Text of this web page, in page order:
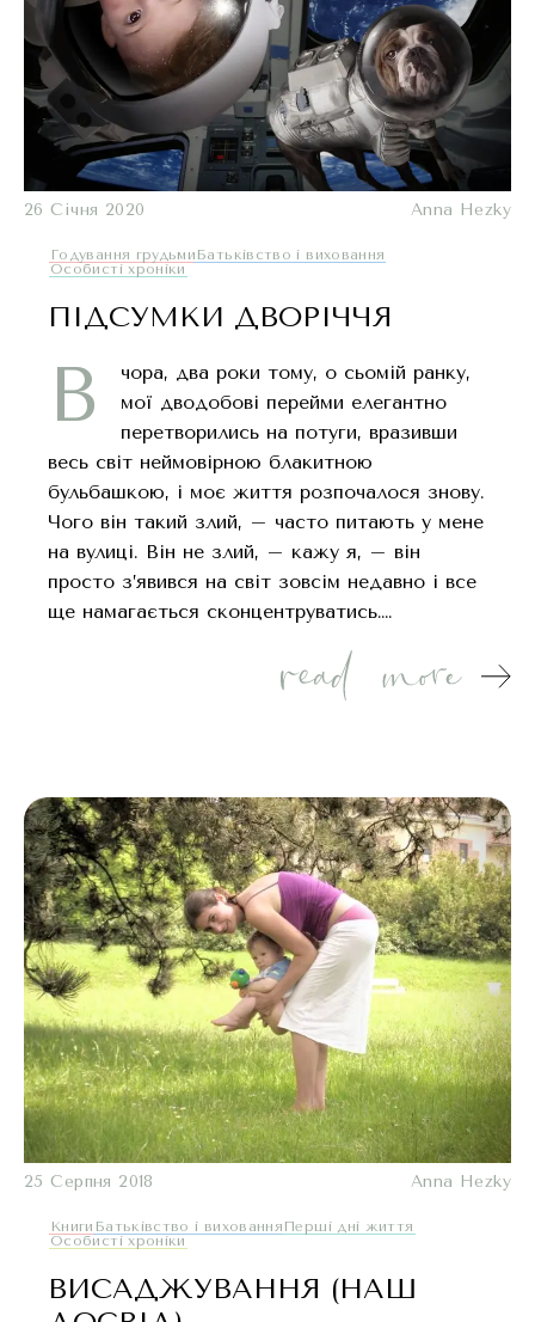
26 Січня 2020 Anna Hezky
Годування грудьми Батьківство і виховання
Oсобисті хроніки
ПІДСУМКИ ДВОРІЧЧЯ
В
чора, два роки тому, о сьомій ранку,
мої дводобові перейми елегантно
перетворились на потуги, вразивши
весь світ неймовірною блакитною
бульбашкою, і моє життя розпочалося знову.
Чого він такий злий, – часто питають у мене
на вулиці. Він не злий, – кажу я, – він
просто з’явився на світ зовсім недавно і все
ще намагається сконцентруватись….
25 Серпня 2018 Anna Hezky
Книги Батьківство і виховання Перші дні життя
Oсобисті хроніки
ВИСАДЖУВАННЯ (НАШ